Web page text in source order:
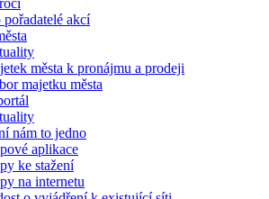
pořadatelé akcí
města k pronájmu a prodeji
majetku města
nám to jedno
aplikace
ke stažení
na internetu